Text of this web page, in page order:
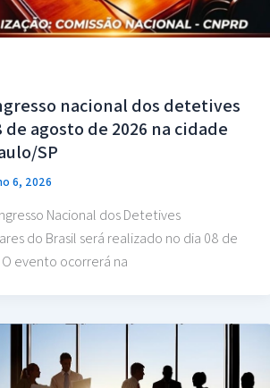
nacional dos detetives
de agosto de 2026 na cidade
SP
6, 2026
Nacional dos Detetives
do Brasil será realizado no dia 08 de
evento ocorrerá na